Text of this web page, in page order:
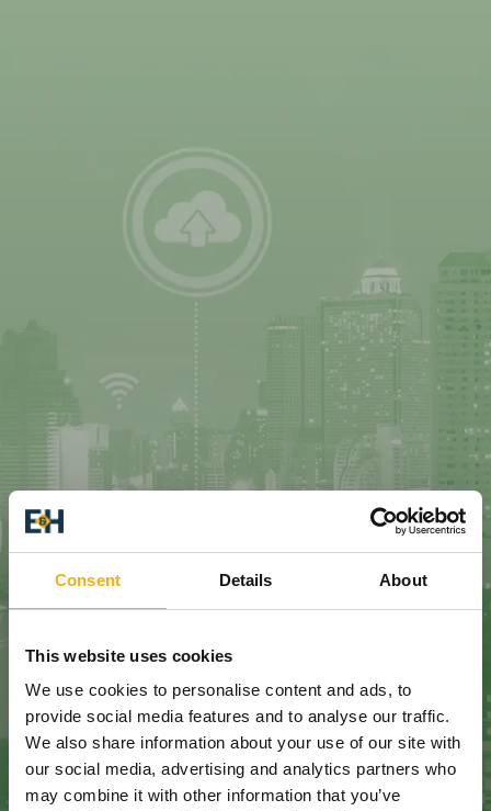
Consent Details About
This website uses cookies
We use cookies to personalise content and ads, to
provide social media features and to analyse our traffic.
We also share information about your use of our site with
our social media, advertising and analytics partners who
may combine it with other information that you’ve